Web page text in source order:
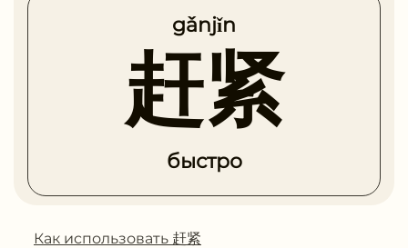
gǎnjǐn
赶紧
быстро
Как использовать 赶紧